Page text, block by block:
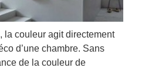
la couleur agit directement
d’une chambre. Sans
de la couleur de